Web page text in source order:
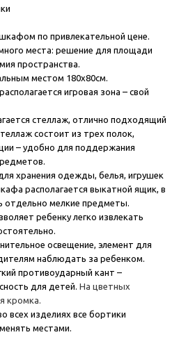
по привлекательной цене.
места: решение для площади
пространства.
местом 180х80см.
игровая зона – свой
стеллаж, отлично подходящий
состоит из трех полок,
– удобно для поддержания
хранения одежды, белья, игрушек
располагается выкатной ящик, в
мелкие предметы.
ребенку легко извлекать
освещение, элемент для
наблюдать за ребенком.
противоударный кант –
для детей. На цветных
кромка.
всех изделиях все бортики
местами.